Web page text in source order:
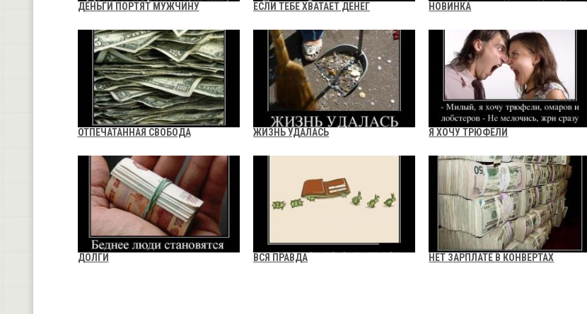
ДЕНЬГИ ПОРТЯТ МУЖЧИНУ ЕСЛИ ТЕБЕ ХВАТАЕТ ДЕНЕГ НОВИНКА
ОТПЕЧАТАННАЯ СВОБОДА ЖИЗНЬ УДАЛАСЬ Я ХОЧУ ТРЮФЕЛИ
ДОЛГИ ВСЯ ПРАВДА НЕТ ЗАРПЛАТЕ В КОНВЕРТАХ